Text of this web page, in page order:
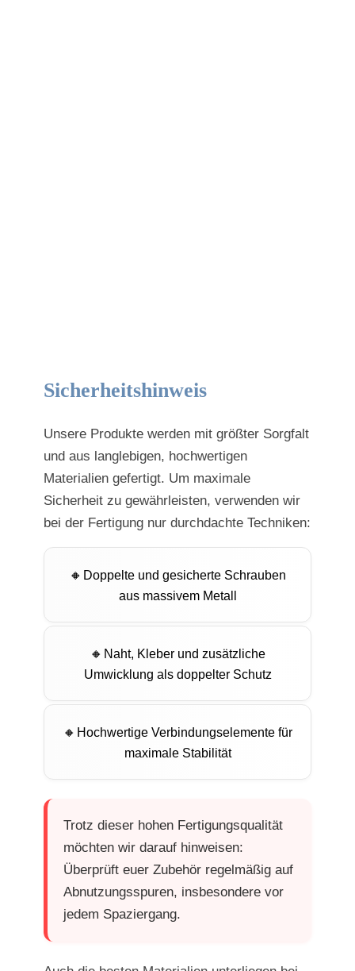
Sicherheitshinweis
Unsere Produkte werden mit größter Sorgfalt
und aus langlebigen, hochwertigen
Materialien gefertigt. Um maximale
Sicherheit zu gewährleisten, verwenden wir
bei der Fertigung nur durchdachte Techniken:
Doppelte und gesicherte Schrauben
aus massivem Metall
Naht, Kleber und zusätzliche
Umwicklung als doppelter Schutz
Hochwertige Verbindungselemente für
maximale Stabilität
Trotz dieser hohen Fertigungsqualität
möchten wir darauf hinweisen:
Überprüft euer Zubehör regelmäßig auf
Abnutzungsspuren, insbesondere vor
jedem Spaziergang.